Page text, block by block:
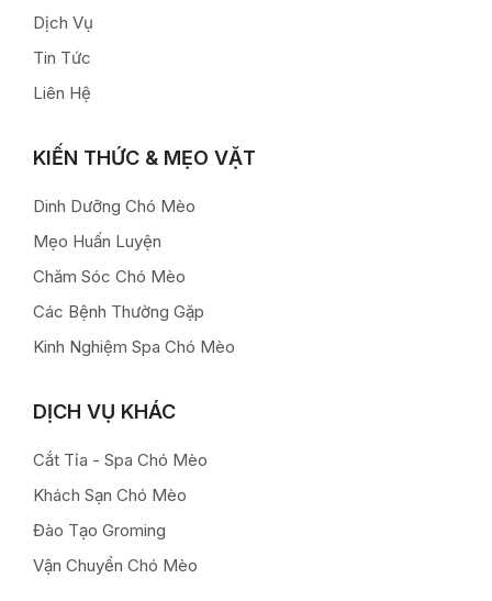
Dịch Vụ
Tin Tức
Liên Hệ
KIẾN THỨC & MẸO VẶT
Dinh Dưỡng Chó Mèo
Mẹo Huấn Luyện
Chăm Sóc Chó Mèo
Các Bệnh Thường Gặp
Kinh Nghiệm Spa Chó Mèo
DỊCH VỤ KHÁC
Cắt Tỉa - Spa Chó Mèo
Khách Sạn Chó Mèo
Đào Tạo Groming
Vận Chuyển Chó Mèo